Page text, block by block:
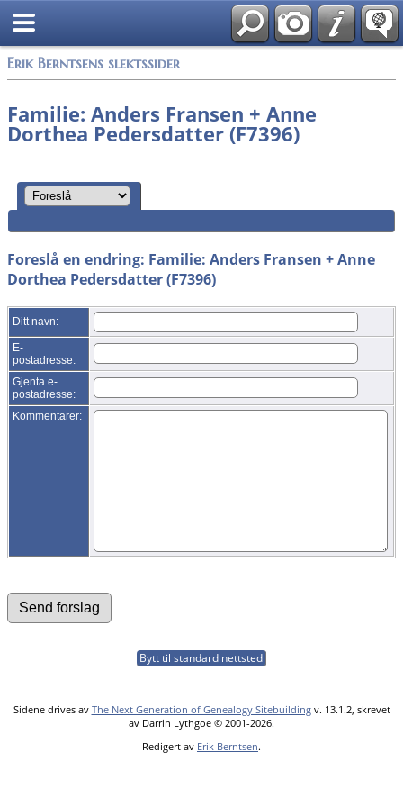
Erik Berntsens slektssider
Familie: Anders Fransen + Anne
Dorthea Pedersdatter (F7396)
Foreslå en endring: Familie: Anders Fransen + Anne
Dorthea Pedersdatter (F7396)
Ditt navn:
E-
postadresse:
Gjenta e-
postadresse:
Kommentarer:
Bytt til standard nettsted
Sidene drives av The Next Generation of Genealogy Sitebuildingv. 13.1.2, skrevet
av Darrin Lythgoe © 2001-2026.
Redigert av Erik Berntsen.